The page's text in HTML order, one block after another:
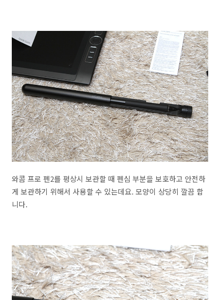
와콤 프로 펜2를 평상시 보관할 때 펜심 부분을 보호하고 안전하
게 보관하기 위해서 사용할 수 있는데요. 모양이 상당히 깔끔 합
니다.